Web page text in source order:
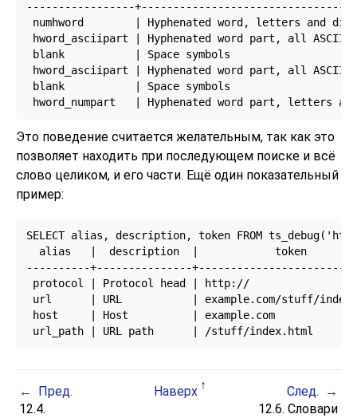
-----------------
numhword        | Hyphenated word, letters and
hword_asciipart | Hyphenated word part, all
blank           | Space symbols
hword_asciipart | Hyphenated word part, all
blank           | Space symbols
Это поведение считается желательным, так как это
позволяет находить при последующем поиске и всё
слово целиком, и его части. Ещё один показательный
пример:
SELECT alias, description, token FROM
  alias   |  description  |            token
----------+---------------
protocol | Protocol head | http://
url      | URL           | example.com/stuff/
host     | Host          | example.com
Пред. Наверх
След.
12.4.
12.6. Словари